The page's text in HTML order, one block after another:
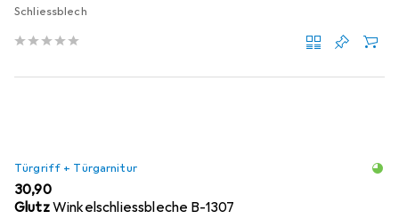
Schliessblech
Türgriff + Türgarnitur
EUR
30,90
GlutzWinkelschliessbleche B-1307